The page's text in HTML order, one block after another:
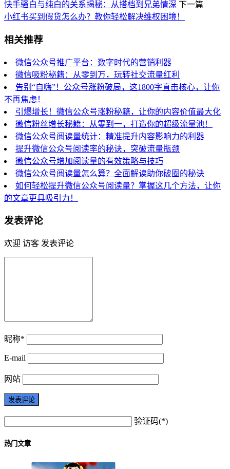
快手骚白与纯白的关系揭秘：从搭档到兄弟情深 下一篇
小红书买到假货怎么办？教你轻松解决维权困境！
相关推荐
微信公众号推广平台：数字时代的营销利器
微信吸粉秘籍：从零到万，玩转社交流量红利
告别“自嗨”！公众号涨粉破局，这1800字直击核心，让你
不再焦虑！
引爆增长！微信公众号涨粉秘籍，让你的内容价值最大化
微信粉丝增长秘籍：从零到一，打造你的超级流量池！
微信公众号阅读量统计：精准提升内容影响力的利器
提升微信公众号阅读率的秘诀，突破流量瓶颈
微信公众号增加阅读量的有效策略与技巧
微信公众号阅读量怎么算？全面解读助你破圈的秘诀
如何轻松提升微信公众号阅读量？掌握这几个方法，让你
的文章更具吸引力！
发表评论
欢迎 访客 发表评论
昵称*
E-mail
网站
验证码(*)
热门文章